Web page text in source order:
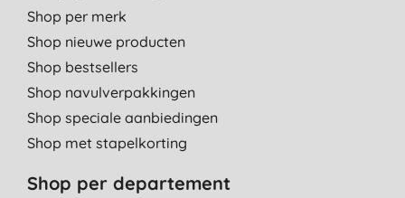
Shop per merk
Shop nieuwe producten
Shop bestsellers
Shop navulverpakkingen
Shop speciale aanbiedingen
Shop met stapelkorting
Shop per departement